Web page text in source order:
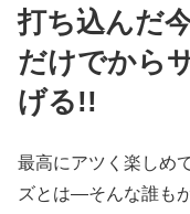
打ち込んだ
だけでから
げる!!
最高にアツく楽しめ
ズとは―そんな誰も